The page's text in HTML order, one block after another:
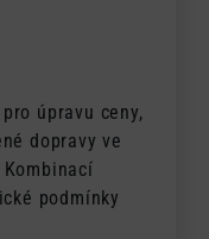
úpravu ceny,
dopravy ve
Kombinací
podmínky